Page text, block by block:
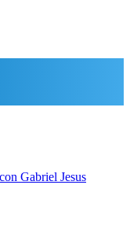
Gabriel Jesus